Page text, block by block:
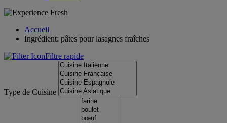
Accueil
Ingrédient: pâtes pour lasagnes fraîches
Filtre rapide
Type de Cuisine